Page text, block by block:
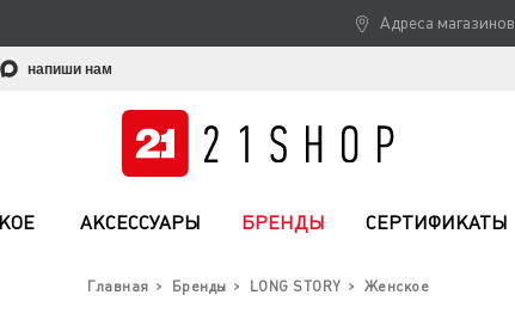
Адреса магазинов
напиши нам
АКСЕССУАРЫ БРЕНДЫ СЕРТИФИКАТЫ
Главная Бренды LONG STORY Женское